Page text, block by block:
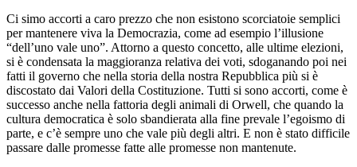
Ci simo accorti a caro prezzo che non esistono scorciatoie semplici
per mantenere viva la Democrazia, come ad esempio l’illusione
“dell’uno vale uno”. Attorno a questo concetto, alle ultime elezioni,
si è condensata la maggioranza relativa dei voti, sdoganando poi nei
fatti il governo che nella storia della nostra Repubblica più si è
discostato dai Valori della Costituzione. Tutti si sono accorti, come è
successo anche nella fattoria degli animali di Orwell, che quando la
cultura democratica è solo sbandierata alla fine prevale l’egoismo di
parte, e c’è sempre uno che vale più degli altri. E non è stato difficile
passare dalle promesse fatte alle promesse non mantenute.